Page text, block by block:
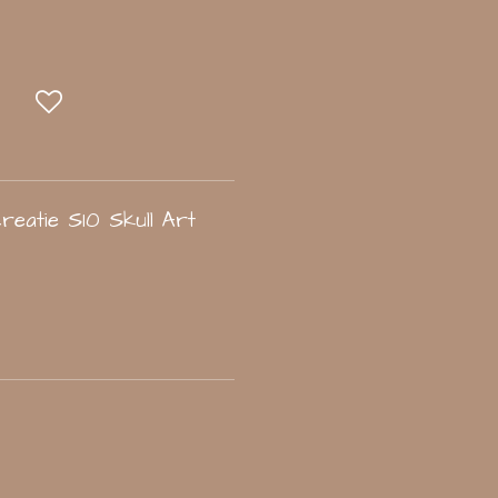
S10 Skull Art